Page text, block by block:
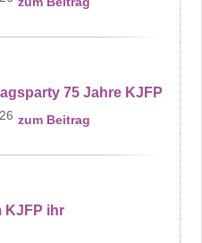
75 Jahre KJFP
zum Beitrag
KJFP ihr